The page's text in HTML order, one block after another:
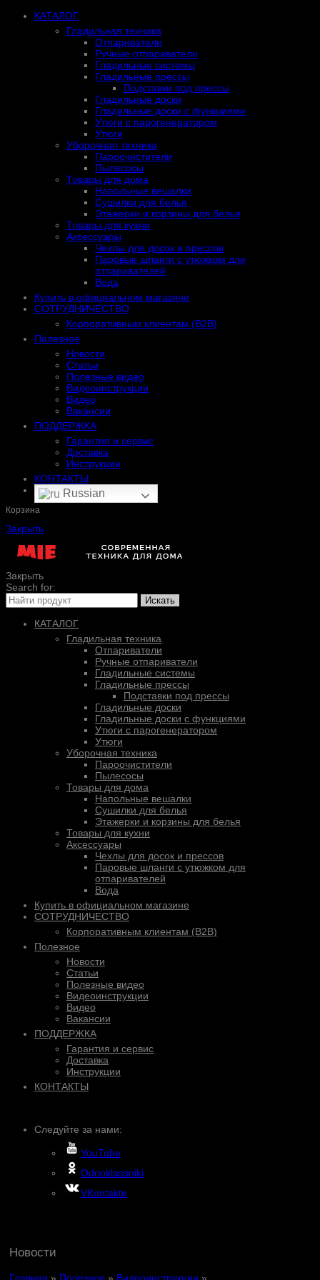
КАТАЛОГ
Гладильная техника
Отпариватели
Ручные отпариватели
Гладильные системы
Гладильные прессы
Подставки под прессы
Гладильные доски
Гладильные доски с функциями
Утюги с парогенератором
Утюги
Уборочная техника
Пароочистители
Пылесосы
Товары для дома
Напольные вешалки
Сушилки для белья
Этажерки и корзины для белья
Товары для кухни
Аксессуары
Чехлы для досок и прессов
Паровые шланги с утюжком для
отпаривателей
Вода
Купить в официальном магазине
СОТРУДНИЧЕСТВО
Корпоративным клиентам (B2B)
Полезное
Новости
Статьи
Полезные видео
Видеоинструкции
Видео
Вакансии
ПОДДЕРЖКА
Гарантия и сервис
Доставка
Инструкции
КОНТАКТЫ
Russian
Корзина
Закрыть
Закрыть
Search for:
Искать
КАТАЛОГ
Гладильная техника
Отпариватели
Ручные отпариватели
Гладильные системы
Гладильные прессы
Подставки под прессы
Гладильные доски
Гладильные доски с функциями
Утюги с парогенератором
Утюги
Уборочная техника
Пароочистители
Пылесосы
Товары для дома
Напольные вешалки
Сушилки для белья
Этажерки и корзины для белья
Товары для кухни
Аксессуары
Чехлы для досок и прессов
Паровые шланги с утюжком для
отпаривателей
Вода
Купить в официальном магазине
СОТРУДНИЧЕСТВО
Корпоративным клиентам (B2B)
Полезное
Новости
Статьи
Полезные видео
Видеоинструкции
Видео
Вакансии
ПОДДЕРЖКА
Гарантия и сервис
Доставка
Инструкции
КОНТАКТЫ
Следуйте за нами:
YouTube
Odnoklassniki
VKontakte
Новости
Главная » Полезное » Видеоинструкции »